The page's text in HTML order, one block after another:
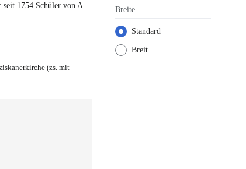
Breite
Standard
Breit
seit 1754 Schüler von A.
(zs. mit